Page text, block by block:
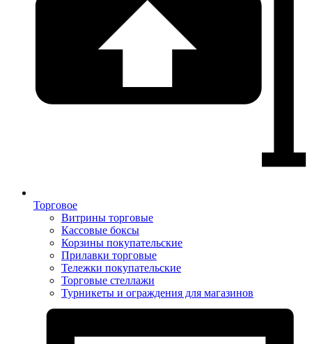
Торговое
Витрины торговые
Кассовые боксы
Корзины покупательские
Прилавки торговые
Тележки покупательские
Торговые стеллажи
Турникеты и ограждения для магазинов